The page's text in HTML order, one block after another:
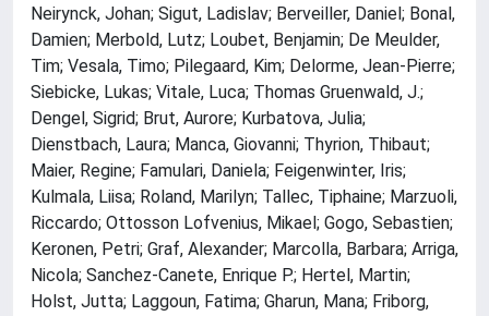
Neirynck, Johan; Sigut, Ladislav; Berveiller, Daniel; Bonal,
Damien; Merbold, Lutz; Loubet, Benjamin; De Meulder,
Tim; Vesala, Timo; Pilegaard, Kim; Delorme, Jean-Pierre;
Siebicke, Lukas; Vitale, Luca; Thomas Gruenwald, J.;
Dengel, Sigrid; Brut, Aurore; Kurbatova, Julia;
Dienstbach, Laura; Manca, Giovanni; Thyrion, Thibaut;
Maier, Regine; Famulari, Daniela; Feigenwinter, Iris;
Kulmala, Liisa; Roland, Marilyn; Tallec, Tiphaine; Marzuoli,
Riccardo; Ottosson Lofvenius, Mikael; Gogo, Sebastien;
Keronen, Petri; Graf, Alexander; Marcolla, Barbara; Arriga,
Nicola; Sanchez-Canete, Enrique P.; Hertel, Martin;
Holst, Jutta; Laggoun, Fatima; Gharun, Mana; Friborg,